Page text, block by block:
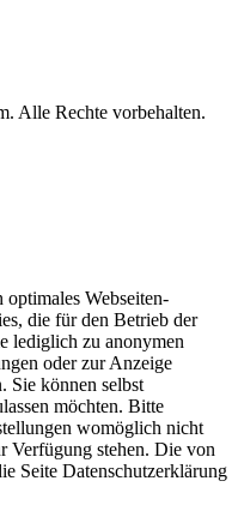
Alle Rechte vorbehalten.
Webseiten-
die für den Betrieb der
lediglich zu anonymen
oder zur Anzeige
Sie können selbst
möchten. Bitte
womöglich nicht
Verfügung stehen. Die von
Seite Datenschutzerklärung